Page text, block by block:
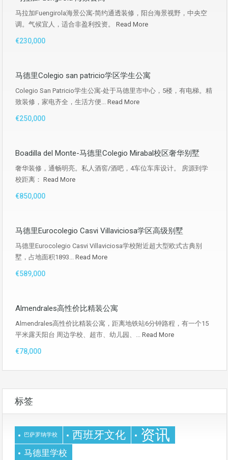
马拉加Fuengirola海景公寓-简约通透装修，阳台海景视野，中央空
调。气候宜人，适合非盈利投资。 Read More
€230,000
马德里Colegio san patricio学区学生公寓
Colegio San Patricio学生公寓-处于马德里市中心，5楼，有电梯。精
致装修，家电齐全，生活方便... Read More
€250,000
Boadilla del Monte-马德里Colegio Mirabal校区奢华别墅
奢华装修，通畅明亮。私人酒窖/酒吧，4车位车库设计。 房源到学
校距离： Read More
€850,000
马德里Eurocolegio Casvi Villaviciosa学区高级别墅
马德里Eurocolegio Casvi Villaviciosa学校附近超大型欧式古典别
墅，占地面积1893... Read More
€589,000
Almendrales高性价比精装公寓
Almendrales高性价比精装公寓，距离地铁站6分钟路程，有一个15
平米露天阳台 周边学校、超市、幼儿园、... Read More
€78,000
标签
巴萨罗纳学校 西班牙文化 资讯
马德里学校